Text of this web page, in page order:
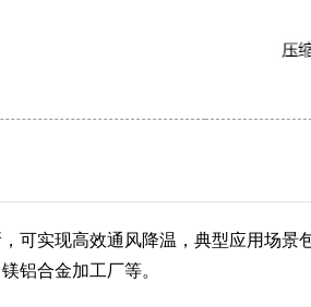
可实现高效通风降温，典型应用场
铝合金加工厂等。